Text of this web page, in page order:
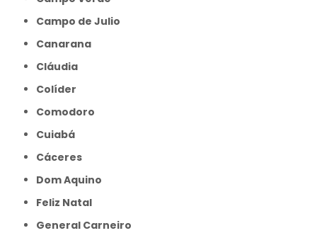
Campo de Julio
Canarana
Cláudia
Colíder
Comodoro
Cuiabá
Cáceres
Dom Aquino
Feliz Natal
General Carneiro